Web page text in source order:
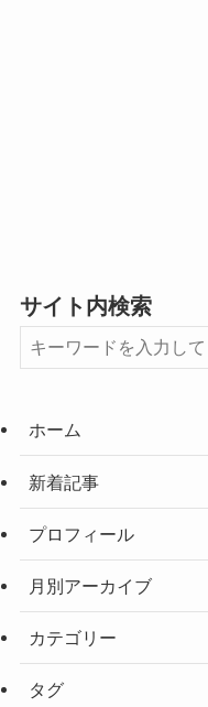
サイト内検索
ホーム
新着記事
プロフィール
月別アーカイブ
カテゴリー
タグ